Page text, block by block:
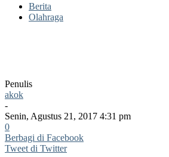
Berita
Olahraga
Penulis
akok
-
Senin, Agustus 21, 2017 4:31 pm
0
Berbagi di Facebook
Tweet di Twitter